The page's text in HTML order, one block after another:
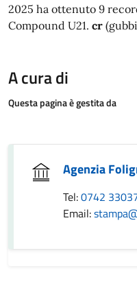
2025 ha ottenuto 9
Compound U21. cr
A cura di
Questa pagina è gestita da
Agenzia
Tel:0742
Email: